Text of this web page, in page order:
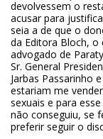
devolvessem o
acusar para
seia a de que o
da Editora Bloch, o
advogado de
Sr. General
Jarbas Passarinho
estariam me
sexuais e para
não conseguiu, se
preferir seguir o